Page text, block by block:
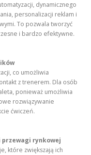
dynamicznego
personalizacji reklam i
To pozwala tworzyć
i bardzo efektywne.
co umożliwia
z trenerem. Dla osób
ponieważ umożliwia
rozwiązywanie
ćwiczeń.
przewagi rynkowej
które zwiększają ich